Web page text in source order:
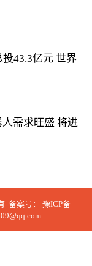
43.3亿元 世界
需求旺盛 将进
备案号： 豫ICP备